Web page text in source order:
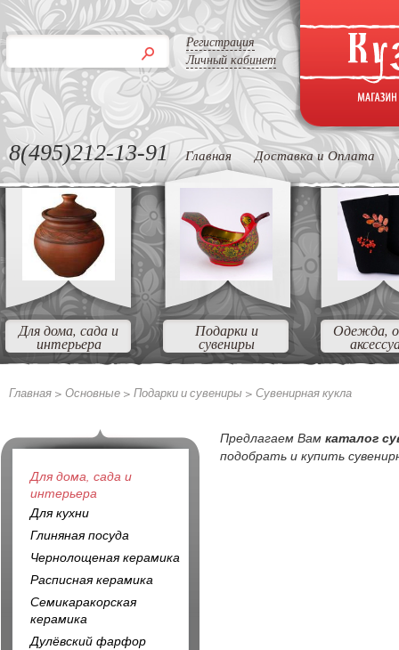
Регистрация
Личный кабинет
8(495)212-13-91 Главная Доставка и Оплата
Для дома, сада и
интерьера
Подарки и
сувениры
Одежда,
Главная > Основные > Подарки и сувениры > Сувенирная кукла
Предлагаем Вам каталог
подобрать и купить
Для дома, сада и
интерьера
Для кухни
Глиняная посуда
Чернолощеная керамика
Расписная керамика
Семикаракорская
керамика
Дулёвский фарфор